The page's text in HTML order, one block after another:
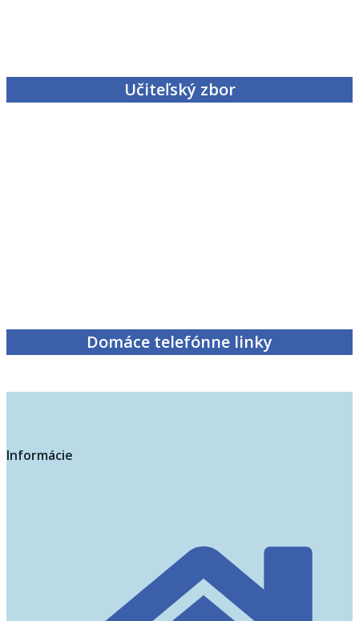
Učiteľský zbor
Domáce telefónne linky
Informácie